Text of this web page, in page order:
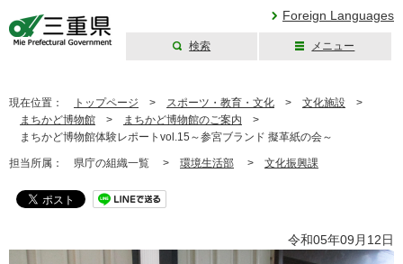
Foreign Languages
検索 メニュー
現在位置： トップページ > スポーツ・教育・文化 > 文化施設 >
まちかど博物館 > まちかど博物館のご案内 >
まちかど博物館体験レポートvol.15～参宮ブランド 擬革紙の会～
担当所属： 県庁の組織一覧 > 環境生活部 > 文化振興課
令和05年09月12日